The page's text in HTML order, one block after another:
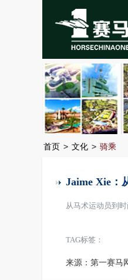
首页 > 文化 > 骑乘
Jaime Xie：
从马术运动员到
TAG标签：
来源：第一赛马